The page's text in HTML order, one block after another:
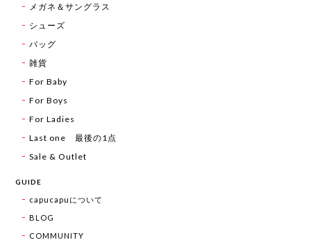
メガネ＆サングラス
シューズ
バッグ
雑貨
For Baby
For Boys
For Ladies
Last one 最後の1点
Sale & Outlet
GUIDE
capucapuについて
BLOG
COMMUNITY